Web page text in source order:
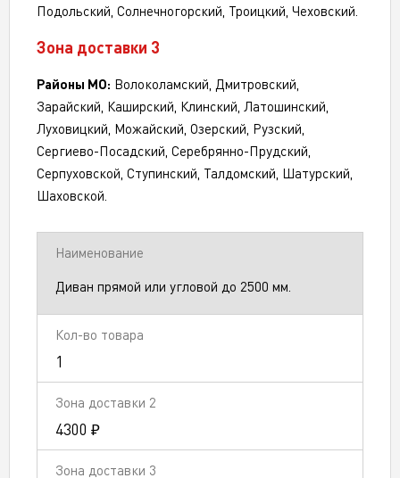
Подольский, Солнечногорский, Троицкий, Чеховский.
Зона доставки 3
Районы МО: Волоколамский, Дмитровский,
Зарайский, Каширский, Клинский, Латошинский,
Луховицкий, Можайский, Озерский, Рузский,
Сергиево-Посадский, Серебрянно-Прудский,
Серпуховской, Ступинский, Талдомский, Шатурский,
Шаховской.
Диван прямой или угловой до 2500 мм.
1
4300 ₽